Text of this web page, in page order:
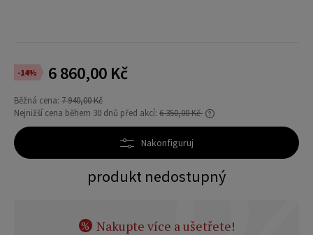
-14% 6 860,00 Kč
Běžná cena: 7 940,00 Kč
Nejnižší cena během 30 dnů před akcí: 6 350,00 Kč
Pokud se produkt prodává méně než 30 dní,
zobrazí se nejnižší cena od uvedení produktu
do prodeje.
Nakonfiguruj
produkt nedostupný
% Nakupte více a ušetřete!